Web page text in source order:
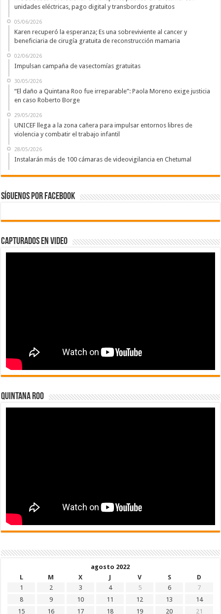
unidades eléctricas, pago digital y transbordos gratuitos
05/06/2026
Karen recuperó la esperanza; Es una sobreviviente al cancer y
beneficiaria de cirugía gratuita de reconstrucción mamaria
02/06/2026
Impulsan campaña de vasectomías gratuitas
30/05/2026
“El daño a Quintana Roo fue irreparable”: Paola Moreno exige justicia
en caso Roberto Borge
29/05/2026
UNICEF llega a la zona cañera para impulsar entornos libres de
violencia y combatir el trabajo infantil
28/05/2026
Instalarán más de 100 cámaras de videovigilancia en Chetumal
Síguenos por Facebook
Capturados en Video
Quintana Roo
agosto 2022
L
M X J V S
D
1
2 3 4 5 6
7
8
9 10 11 12 13
14
15
16 17 18 19 20 21